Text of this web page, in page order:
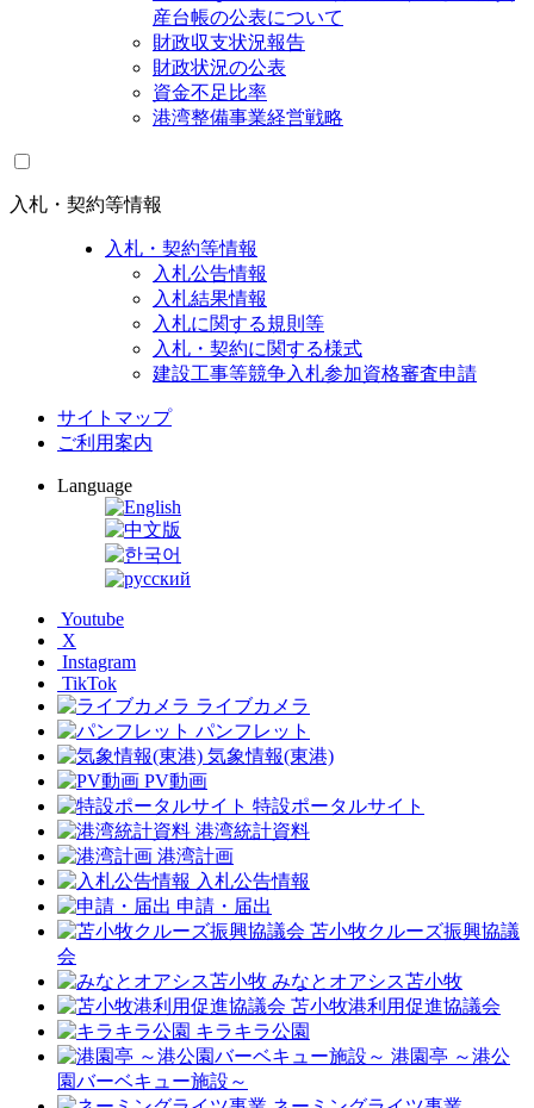
産台帳の公表について
財政収支状況報告
財政状況の公表
資金不足比率
港湾整備事業経営戦略
入札・契約等情報
入札・契約等情報
入札公告情報
入札結果情報
入札に関する規則等
入札・契約に関する様式
建設工事等競争入札参加資格審査申請
サイトマップ
ご利用案内
Language
Youtube
X
Instagram
TikTok
ライブカメラ
パンフレット
気象情報(東港)
PV動画
特設ポータルサイト
港湾統計資料
港湾計画
入札公告情報
申請・届出
苫小牧クルーズ振興協議
会
みなとオアシス苫小牧
苫小牧港利用促進協議会
キラキラ公園
港園亭 ～港公
園バーベキュー施設～